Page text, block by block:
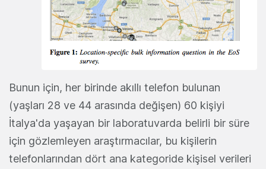
Bunun için, her birinde akıllı telefon bulunan
(yaşları 28 ve 44 arasında değişen) 60 kişiyi
İtalya'da yaşayan bir laboratuvarda belirli bir süre
için gözlemleyen araştırmacılar, bu kişilerin
telefonlarından dört ana kategoride kişisel verileri